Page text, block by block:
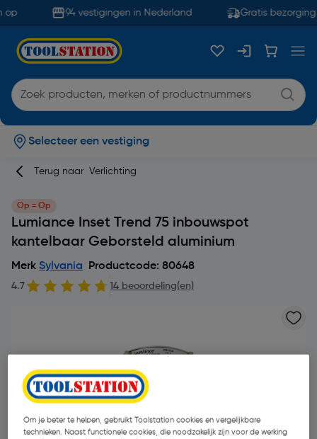
94 vestigingen in Nederland Gratis bezorging
Selecteer een vestiging
Terug naar Verlichting
Op = Op
Lumiance Inset Trend 75 inbouwspot
kantelbaar Geborsteld aluminium
Merk Sylvania Productcode: 80648
4.7 14 beoordeling(en)
Om je beter te helpen, gebruikt Toolstation cookies en vergelijkbare
technieken. Naast functionele cookies, die noodzakelijk zijn voor de werking